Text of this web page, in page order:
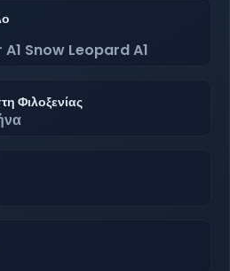
Snow Leopard A1
Φιλοξενίας